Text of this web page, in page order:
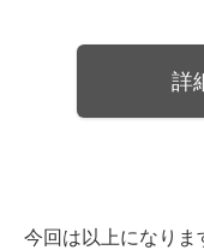
詳
今回は以上になりま